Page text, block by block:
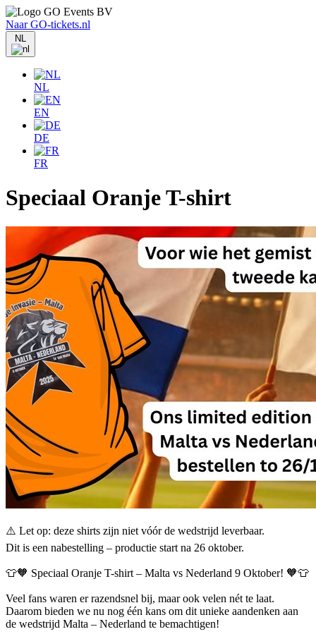
Naar GO-tickets.nl
NL
NL
EN
DE
FR
Speciaal Oranje T-shirt
⚠️ Let op: deze shirts zijn niet vóór de wedstrijd leverbaar.
Dit is een nabestelling – productie start na 26 oktober.
👕🧡 Speciaal Oranje T-shirt – Malta vs Nederland 9 Oktober! 🧡👕
Veel fans waren er razendsnel bij, maar ook velen nét te laat.
Daarom bieden we nu nog één kans om dit unieke aandenken aan
de wedstrijd Malta – Nederland te bemachtigen!